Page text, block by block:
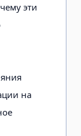
эти
на